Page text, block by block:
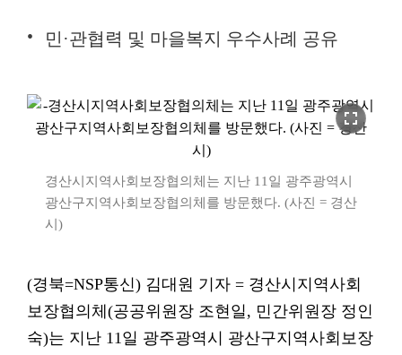
민·관협력 및 마을복지 우수사례 공유
fullscreen
경산시지역사회보장협의체는 지난 11일 광주광역시
광산구지역사회보장협의체를 방문했다. (사진 = 경산
시)
(경북=NSP통신) 김대원 기자 = 경산시지역사회
보장협의체(공공위원장 조현일, 민간위원장 정인
숙)는 지난 11일 광주광역시 광산구지역사회보장